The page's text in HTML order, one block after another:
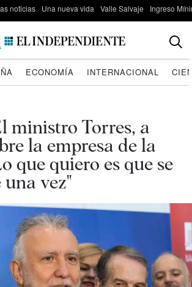
noticias Una nueva vida Valle Salvaje Ingreso
ECONOMÍA INTERNACIONAL
ministro Torres, a
la empresa de la
que quiero es que se
una vez"